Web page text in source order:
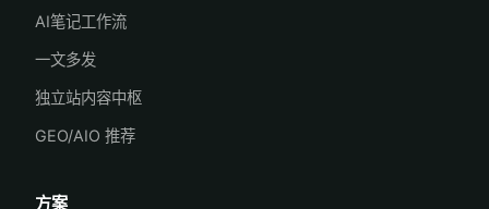
AI笔记工作流
一文多发
独立站内容中枢
GEO/AIO 推荐
方案